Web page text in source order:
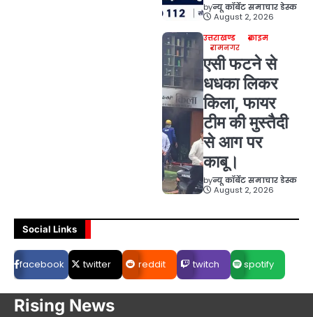
byन्यू कॉर्बेट समाचार डेस्क
August 2, 2026
उत्तराखण्ड
क्राइम
रामनगर
एसी फटने से
धधका लिकर
किला, फायर
टीम की मुस्तैदी
से आग पर
काबू।
byन्यू कॉर्बेट समाचार डेस्क
August 2, 2026
Social Links
facebook twitter reddit twitch spotify
Rising News